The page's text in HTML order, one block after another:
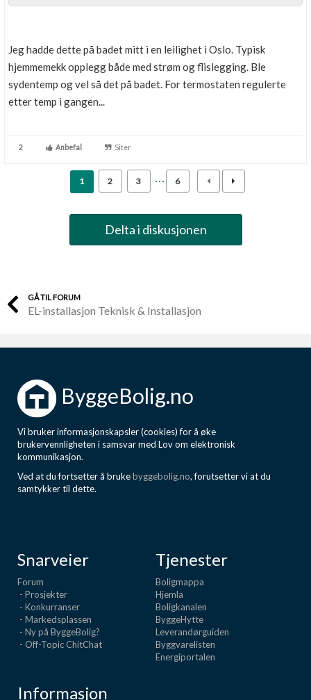
Jeg hadde dette på badet mitt i en leilighet i Oslo. Typisk
hjemmemekk opplegg både med strøm og flislegging. Ble
sydentemp og vel så det på badet. For termostaten regulerte
etter temp i gangen...
2 Anbefal Siter
1 2 3 6
Delta i diskusjonen
GÅ TIL FORUM
EL-installasjon Teknisk & Installasjon
ByggeBolig.no
Vi bruker informasjonskapsler (cookies) for å øke
brukervennligheten i samsvar med Lov om elektronisk
kommunikasjon.
Ved at du fortsetter å brukebyggebolig.no, forutsetter vi at du
samtykker til dette.
Snarveier
Forum
- Prosjekter
- Konkurranser
- Markedsplassen
- Ny på ByggeBolig?
- Off-Topic ChitChat
Tjenester
Boligmappa
Hjemla
Boligkanalen
ByggeHytte
Leverandørguiden
Byggvarelisten
Energiportalen
Informasjon